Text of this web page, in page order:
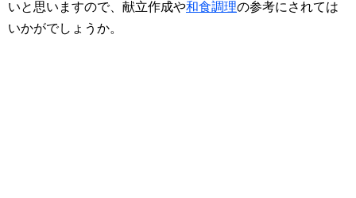
いと思いますので、献立作成や和食調理の参考にされては
いかがでしょうか。